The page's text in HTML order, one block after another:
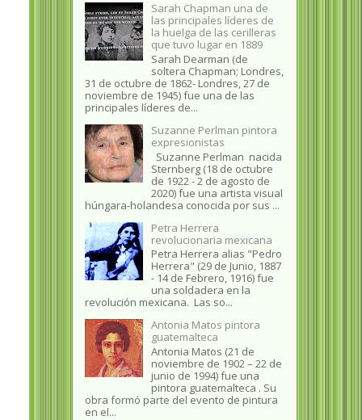
Sarah Chapman una de
las principales líderes de
la huelga de las cerilleras
que tuvo lugar en 1889
Sarah Dearman (de
soltera Chapman; Londres,
31 de octubre de 1862​- Londres, 27 de
noviembre de 1945)​ fue una de las
principales líderes de...
Suzanne Perlman pintora
expresionistas
Suzanne Perlman nacida
Sternberg (18 de octubre
de 1922 - 2 de agosto de
2020) fue una artista visual
húngara-holandesa conocida por sus ...
Petra Herrera
revolucionaria mexicana
Petra Herrera alias "Pedro
Herrera" (29 de Junio, 1887
- 14 de Febrero, 1916) fue
una soldadera en la
revolución mexicana. Las so...
Antonia Matos pintora
guatemalteca
Antonia Matos (21 de
noviembre de 1902 – 22 de
junio de 1994) fue una
pintora guatemalteca . Su
obra formó parte del evento de pintura
en el...